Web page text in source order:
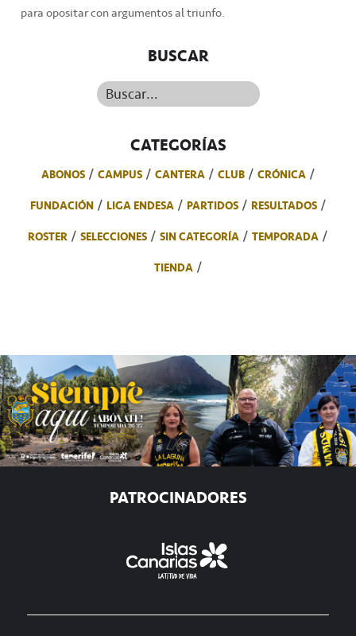
para opositar con argumentos al triunfo.
BUSCAR
Buscar...
CATEGORÍAS
ABONOS CAMPUS CANTERA CLUB
CRÓNICA
FUNDACIÓN
LIGA ENDESA PARTIDOS
RESULTADOS
ROSTER
SELECCIONES SIN CATEGORÍA
TEMPORADA
TIENDA
PATROCINADORES